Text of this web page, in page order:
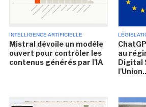
INTELLIGENCE ARTIFICIELLE
Mistral dévoile un modèle
ouvert pour contrôler les
contenus générés par l'IA
au
Digital